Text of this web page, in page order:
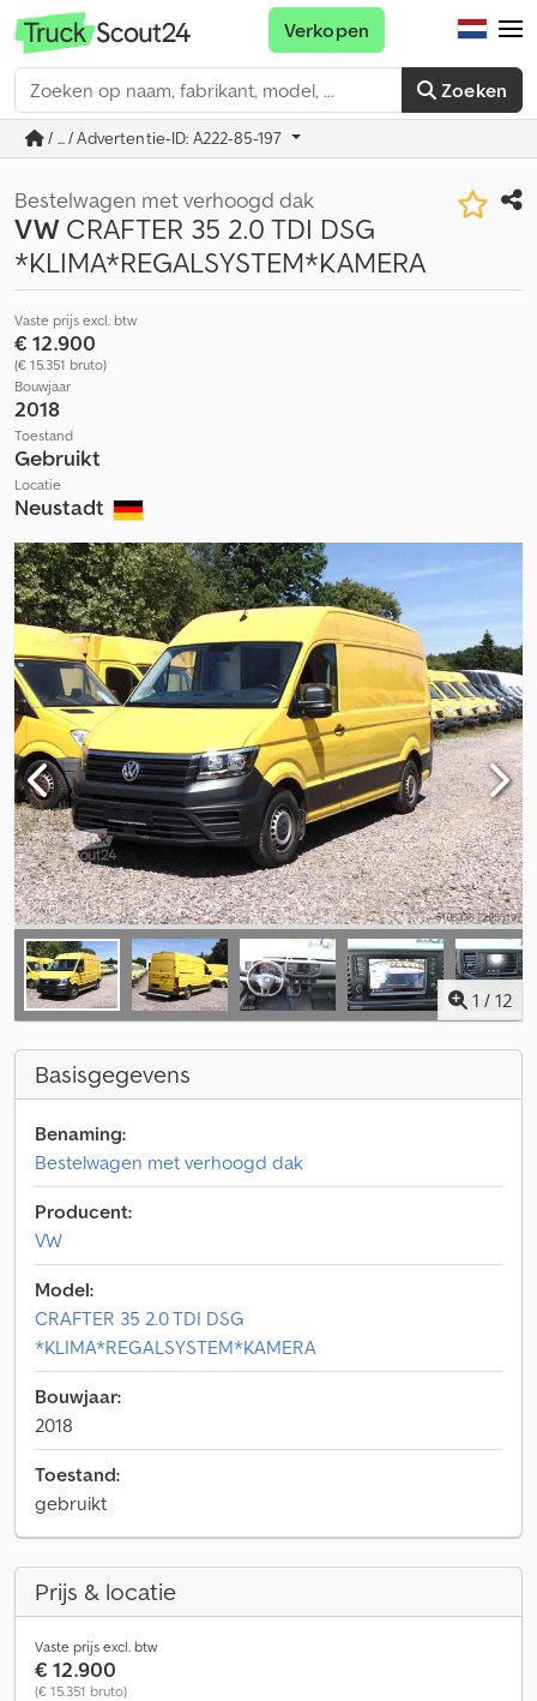
Zoeken
Verkopen
/ ... / Advertentie-ID: A222-85-197
Bestelwagen met verhoogd dak
VW CRAFTER 35 2.0 TDI DSG
*KLIMA*REGALSYSTEM*KAMERA
Vaste prijs excl. btw
€ 12.900
(€ 15.351 bruto)
Bouwjaar
2018
Toestand
Gebruikt
Locatie
Neustadt
1 / 12
Basisgegevens
Benaming:
Bestelwagen met verhoogd dak
Producent:
VW
Model:
CRAFTER 35 2.0 TDI DSG
*KLIMA*REGALSYSTEM*KAMERA
Bouwjaar:
2018
Toestand:
gebruikt
Prijs & locatie
Vaste prijs excl. btw
€ 12.900
(€ 15.351 bruto)